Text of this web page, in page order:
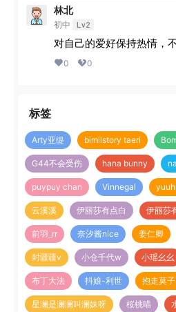
林北
初中 Lv2
对自己的爱好保持热情，
0 0
标签
Arty亚缇 bimilstory taeri
G44不会受伤 hana bunny
puypuy chan Vinnegal
云溪溪 伊丽莎有点白 伊丽莎
前羽_rr 奈汐酱nice 姜仁卿
封疆疆v 小仓千代w 小瑶幺幺
布丁大法 抖娘-利世 抱走莫
星澜是澜澜叫澜妹呀 桜桃喵